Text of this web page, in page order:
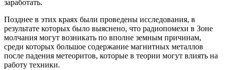
заработать.
Позднее в этих краях были проведены исследования, в
результате которых было выяснено, что радиопомехи в Зоне
молчания могут возникать по вполне земным причинам,
среди которых большое содержание магнитных металлов
после падения метеоритов, которые в теории могут влиять на
работу техники.